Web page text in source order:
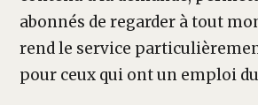
abonnés de regarder à tout
rend le service
pour ceux qui ont un emploi